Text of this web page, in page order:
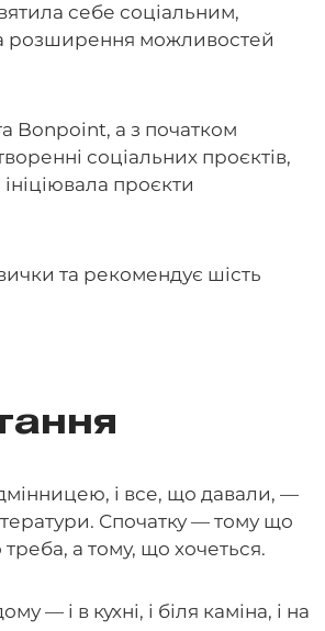
себе соціальним,
розширення можливостей
Bonpoint, а з початком
соціальних проєктів,
проєкти
та рекомендує шість
і все, що давали, —
Спочатку — тому що
а тому, що хочеться.
— і в кухні, і біля каміна, і на